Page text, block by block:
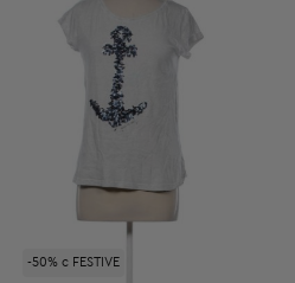
-50% с FESTIVE